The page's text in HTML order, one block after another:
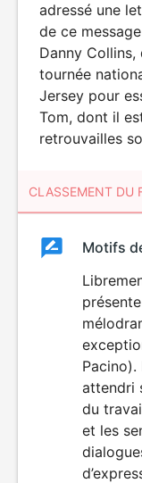
adressé une
de ce
Danny
tournée
Jersey pour
Tom, dont il
retrouvailles
CLASSEMENT DU
Classement
Motifs
Pacino).
attendri
du
et les